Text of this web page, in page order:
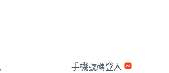
手機號碼登入